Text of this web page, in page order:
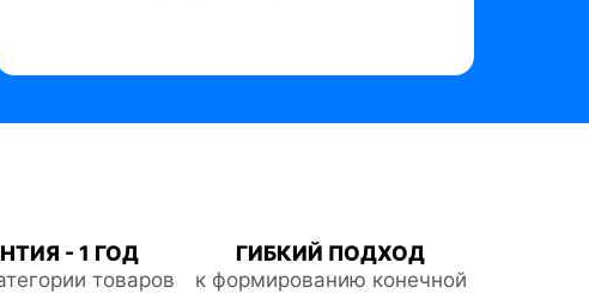
- 1 ГОД
товаров
ГИБКИЙ ПОДХОД
к формированию конечной